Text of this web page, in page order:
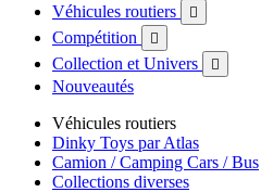
Véhicules routiers 
Compétition 
Collection et Univers 
Nouveautés
Véhicules routiers
Dinky Toys par Atlas
Camion / Camping Cars / Bus
Collections diverses